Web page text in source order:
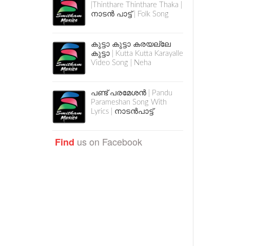
|Thinthare Thinthare Thaka |
നാടൻ പാട്ട് | Folk Song
കുട്ടാ കുട്ടാ കരയല്ലേ
കുട്ടാ | Kutta Kutta Karayalle
Video Song | Neha
പണ്ട് പരമേശൻ | Pandu
Parameshan Song With
Lyrics | നാടൻപാട്ട്
Find us on Facebook